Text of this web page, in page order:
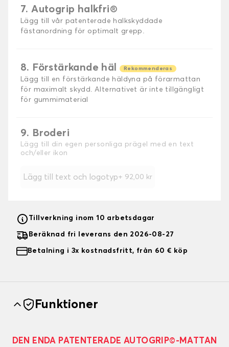
7. Autogrip halkfri®
Lägg till vår patenterade halkskyddade
fästanordning för optimalt grepp.
8. Förstärkande häl Rekommenderas
Lägg till en förstärkande häldyna på förarmattan
för maximalt skydd. Alternativet är inte tillgängligt
för gummimaterial
9. Broderi
Lägg till din egen personliga prägel med en text
och/eller ikon
Lägg till text och logotyp+ 92,00 kr
Tillverkning inom 10 arbetsdagar
Beräknad fri leverans den 2026-08-27
Betalning i 3x kostnadsfritt, från 60 € köp
Funktioner
DEN ENDA PATENTERADE AUTOGRIP©-MATTAN